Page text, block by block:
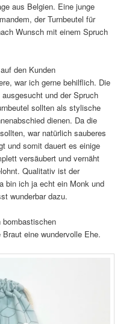
aus Belgien. Eine junge
der Turnbeutel für
Wunsch mit einem Spruch
den Kunden
war ich gerne behilflich. Die
und der Spruch
sollten als stylische
dienen. Da die
war natürlich sauberes
und somit dauert es einige
versäubert und vernäht
Qualitativ ist der
bin ich ja echt ein Monk und
wunderbar dazu.
bombastischen
eine wundervolle Ehe.